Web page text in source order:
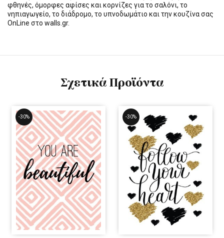
φθηνές, όμορφες αφίσες και κορνίζες για το σαλόνι, το
νηπιαγωγείο, το διάδρομο, το υπνοδωμάτιο και την κουζίνα σας
OnLine στο walls.gr.
Σχετικά Προϊόντα
-30% -30%